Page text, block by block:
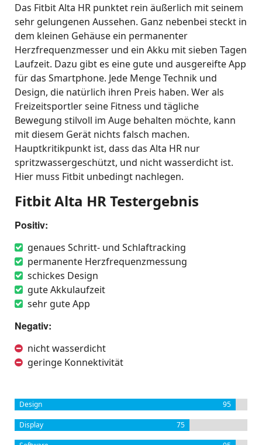
Das Fitbit Alta HR punktet rein äußerlich mit seinem
sehr gelungenen Aussehen. Ganz nebenbei steckt in
dem kleinen Gehäuse ein permanenter
Herzfrequenzmesser und ein Akku mit sieben Tagen
Laufzeit. Dazu gibt es eine gute und ausgereifte App
für das Smartphone. Jede Menge Technik und
Design, die natürlich ihren Preis haben. Wer als
Freizeitsportler seine Fitness und tägliche
Bewegung stilvoll im Auge behalten möchte, kann
mit diesem Gerät nichts falsch machen.
Hauptkritikpunkt ist, dass das Alta HR nur
spritzwassergeschützt, und nicht wasserdicht ist.
Hier muss Fitbit unbedingt nachlegen.
Fitbit Alta HR Testergebnis
Positiv:
genaues Schritt- und Schlaftracking
permanente Herzfrequenzmessung
schickes Design
gute Akkulaufzeit
sehr gute App
Negativ:
nicht wasserdicht
geringe Konnektivität
Design 95
Display 75